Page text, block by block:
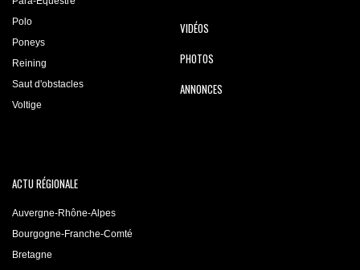
Polo
Poneys
Reining
Saut d'obstacles
Voltige
VIDÉOS
PHOTOS
ANNONCES
ACTU RÉGIONALE
Auvergne-Rhône-Alpes
Bourgogne-Franche-Comté
Bretagne